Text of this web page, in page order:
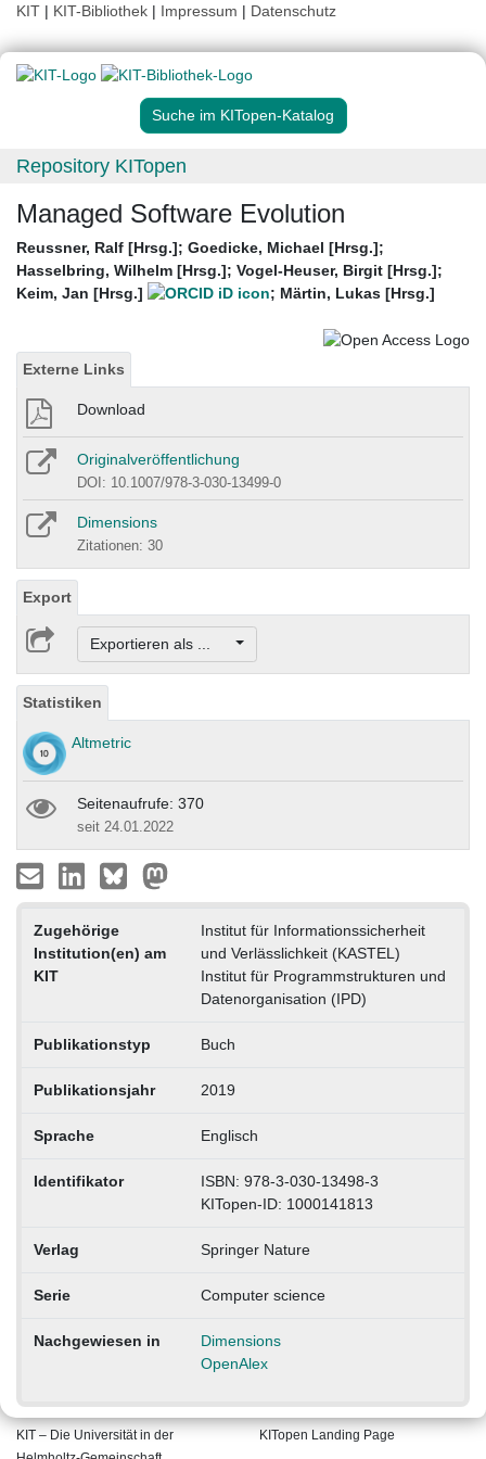
KIT | KIT-Bibliothek | Impressum | Datenschutz
Suche im KITopen-Katalog
Repository KITopen
Managed Software Evolution
Reussner, Ralf [Hrsg.]; Goedicke, Michael [Hrsg.];
Hasselbring, Wilhelm [Hrsg.]; Vogel-Heuser, Birgit [Hrsg.];
Keim, Jan [Hrsg.]
; Märtin, Lukas [Hrsg.]
Externe Links
Download
Originalveröffentlichung
DOI: 10.1007/978-3-030-13499-0
Dimensions
Zitationen: 30
Export
Exportieren als ...
Statistiken
Altmetric
Seitenaufrufe: 370
seit 24.01.2022
Zugehörige
Institution(en) am
KIT
Institut für Informationssicherheit
und Verlässlichkeit (KASTEL)
Institut für Programmstrukturen und
Datenorganisation (IPD)
Publikationstyp Buch
Publikationsjahr 2019
Sprache Englisch
Identifikator
ISBN: 978-3-030-13498-3
KITopen-ID: 1000141813
Verlag Springer Nature
Serie Computer science
Nachgewiesen in
Dimensions
OpenAlex
KIT – Die Universität in der
KITopen Landing Page